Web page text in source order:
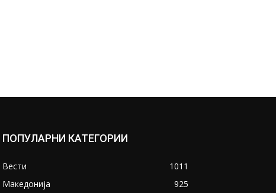
ПОПУЛАРНИ КАТЕГОРИИ
Вести
1011
Македонија
925